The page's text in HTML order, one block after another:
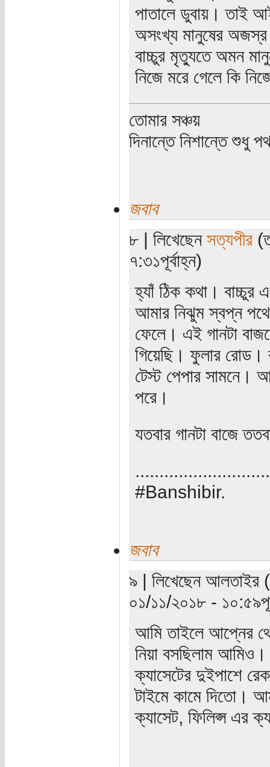
পাতালে ডুবায়। তাই
অসংখ্য মানুষের
বাচ্চুর মৃত্যুতে অমন
নিজে মরে গেলে কি
তোমার সঞ্চয়
দিনান্তে নিশান্তে শুধু
জবাব
৮ | লিখেছেন সত্যপীর
৭:৩১পূর্বাহ্ন)
হ্যাঁ ঠিক কথা। বাচ্চুর
আমার নিঝুম স্বপ্ন
ফেলে। এই গানটা
গিয়েছি। ফুলার রোড।
টেস্ট পেপার সামনে।
পরে।
যতবার গানটা বাজে
#Banshibir.
জবাব
৯ | লিখেছেন আলতাইর
০১/১১/২০১৮ -
আমি তাইলে আপ্নের
নিয়া বসছিলাম
ক্যাসেটের দুইপাশে
টাইমে কামে দিতো।
ক্যাসেট, ফিলিপ্স এর